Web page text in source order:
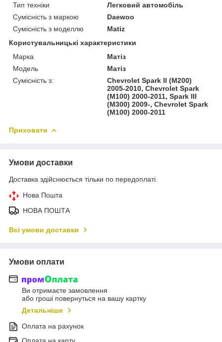
Тип техніки
Легковий автомобіль
Сумісність з маркою
Daewoo
Сумісність з моделлю
Matiz
Користувальницькі характеристики
Марка
Матіз
Модель
Матіз
Сумісність з:
Chevrolet Spark II (M200)
2005-2010, Chevrolet Spark
(M100) 2000-2011, Spark III
(M300) 2009-, Сhevrolet Spark
(M100) 2000-2011
Приховати
Умови доставки
Доставка здійснюється тільки по передоплаті.
Нова Пошта
НОВА ПОШТА
Всі умови доставки
Умови оплати
Ви отримаєте замовлення
або гроші повернуться на вашу картку
Детальніше
Оплата на рахунок